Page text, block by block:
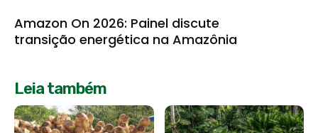
Amazon On 2026: Painel discute
transição energética na Amazônia
Leia também